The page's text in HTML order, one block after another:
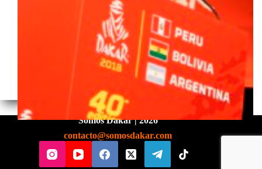
Somos Dakar | 2026
contacto@somosdakar.com